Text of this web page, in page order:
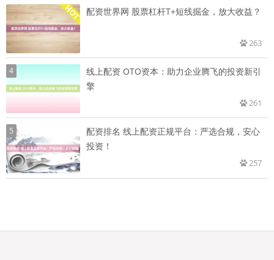
配资世界网 股票杠杆T+短线掘金，放大收益？
263
4
线上配资 OTO资本：助力企业腾飞的投资新引
擎
261
5
配资排名 线上配资正规平台：严选合规，安心
投资！
257